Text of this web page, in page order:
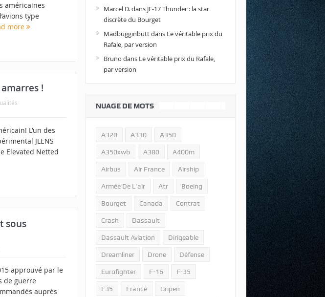
américaines
type
more
!
L’un des
JLENS
Elevated Netted
sous
approuvé par le
de guerre
auprès
Marcel D.dans JF-17 Thunder : la star
discrète du Bourget
Madbugginbuttdans Le véritable prix du
Rafale, par version
Bruno dans Le véritable prix du Rafale,
par version
NUAGE DE MOTS
A320 A330 A350
A350xwb A380 A400m
Airbus Air France Airship
Armée De L'air Atr Boeing
Bourget Canada Contrat
Crash Dassault
Dassault Aviation Dirigeable
Dreamliner Drone Défense
Eurofighter F-16 F-35
F35 France Gripen